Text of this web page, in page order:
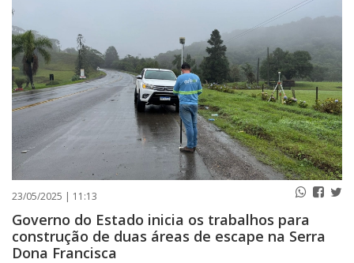
23/05/2025 | 11:13
Governo do Estado inicia os trabalhos para
construção de duas áreas de escape na Serra
Dona Francisca